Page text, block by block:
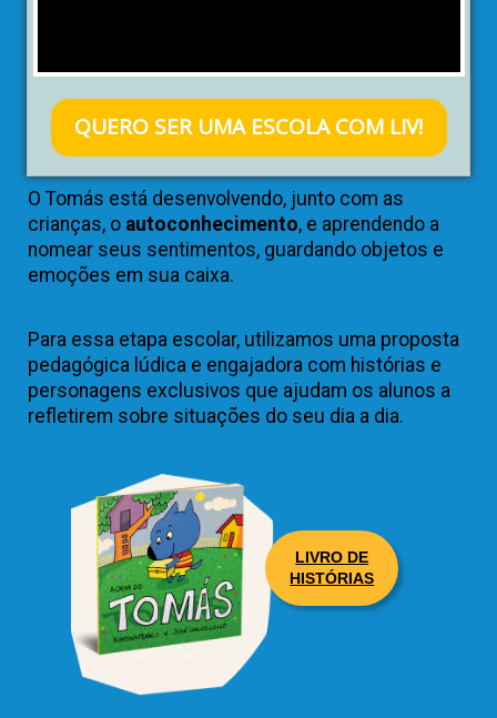
QUERO SER UMA ESCOLA COM LIV!
Este é o Tomás
O Tomás está desenvolvendo, junto com as
crianças, o autoconhecimento, e aprendendo a
nomear seus sentimentos, guardando objetos e
emoções em sua caixa.
Para essa etapa escolar, utilizamos uma proposta
pedagógica lúdica e engajadora com histórias e
personagens exclusivos que ajudam os alunos a
refletirem sobre situações do seu dia a dia.
LIVRO DE
HISTÓRIAS